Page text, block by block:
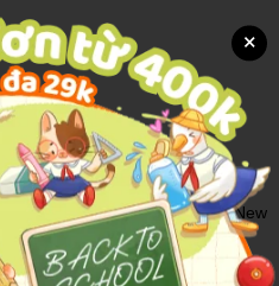
2019:
|Parade|Cosmopolitan|New
×